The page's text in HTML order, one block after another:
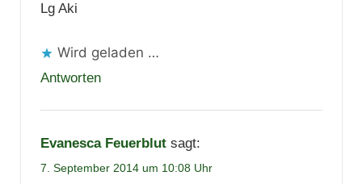
Lg Aki
Wird geladen …
Antworten
Evanesca Feuerblut sagt:
7. September 2014 um 10:08 Uhr